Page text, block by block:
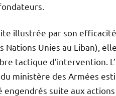
illustrée par son
Nations Unies au Liban),
tactique d’intervention.
ministère des Armées
suite aux